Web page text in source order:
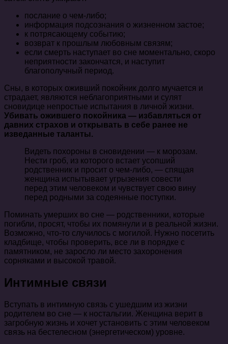
послание о чем-либо;
информация подсознания о жизненном застое;
к потрясающему событию;
возврат к прошлым любовным связям;
если смерть наступает во сне моментально, скоро
неприятности закончатся, и наступит
благополучный период.
Сны, в которых оживший покойник долго мучается и
страдает, являются неблагоприятными и сулят
сновидице непростые испытания в личной жизни.
Убивать ожившего покойника — избавляться от
давних страхов и открывать в себе ранее не
изведанные таланты.
Видеть похороны в сновидении — к морозам.
Нести гроб, из которого встает усопший
родственник и просит о чем-либо, — спящая
женщина испытывает угрызения совести
перед этим человеком и чувствует свою вину
перед родными за содеянные поступки.
Поминать умерших во сне — родственники, которые
погибли, просят, чтобы их помянули и в реальной жизни.
Возможно, что-то случилось с могилой. Нужно посетить
кладбище, чтобы проверить, все ли в порядке с
памятником, не заросло ли место захоронения
сорняками и высокой травой.
Интимные связи
Вступать в интимную связь с ушедшим из жизни
родителем во сне — к ностальгии. Женщина верит в
загробную жизнь и хочет установить с этим человеком
связь на бестелесном (энергетическом) уровне.